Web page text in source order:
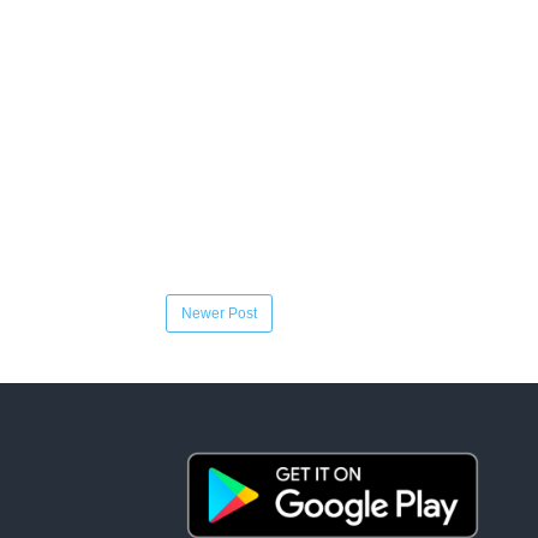
Newer Post